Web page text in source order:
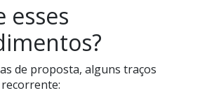
esses
de proposta, alguns traços